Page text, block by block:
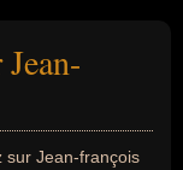
sur Jean-françois